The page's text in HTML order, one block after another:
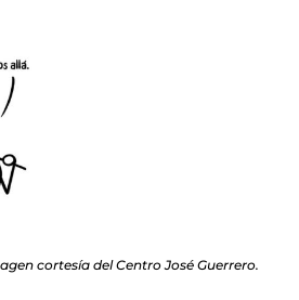
cortesía del Centro José Guerrero.